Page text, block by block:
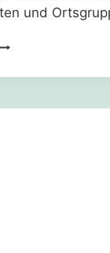
und
MAKE